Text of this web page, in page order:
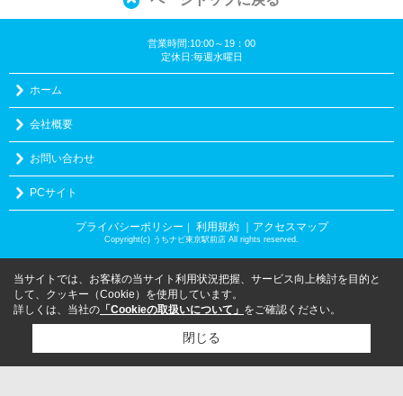
営業時間:10:00～19：00
定休日:毎週水曜日
ホーム
会社概要
お問い合わせ
PCサイト
プライバシーポリシー ｜ 利用規約 ｜アクセスマップ
Copyright(c) うちナビ東京駅前店 All rights reserved.
当サイトでは、お客様の当サイト利用状況把握、サービス向上検討を目的と
して、クッキー（Cookie）を使用しています。
詳しくは、当社の 「Cookieの取扱いについて」 をご確認ください。
閉じる